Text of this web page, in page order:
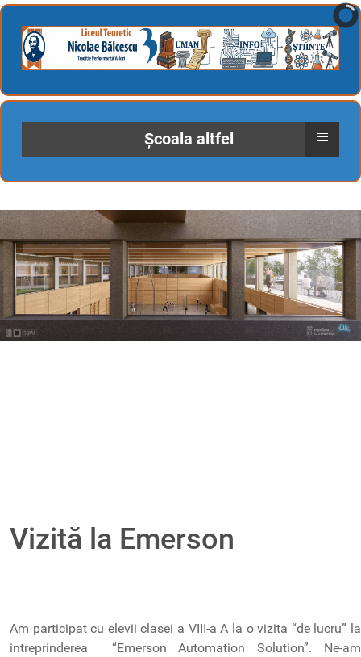
Școala altfel ≡
Vizită la Emerson
Am participat cu elevii clasei a VIII-a A la o vizita “de lucru” la
intreprinderea “Emerson Automation Solution”. Ne-am